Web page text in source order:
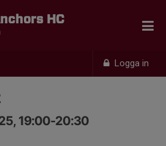
Logga in
HC
19:00-20:30